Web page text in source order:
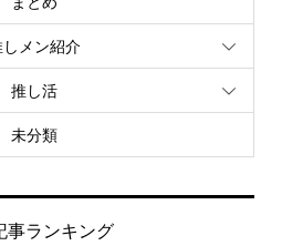
メン紹介
推し活
未分類
事ランキング